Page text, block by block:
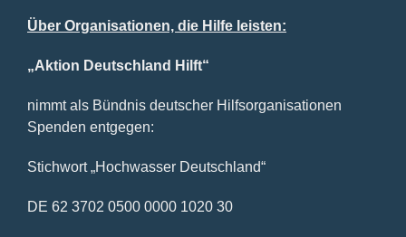
Über Organisationen, die Hilfe leisten:
„Aktion Deutschland Hilft“
nimmt als Bündnis deutscher Hilfsorganisationen
Spenden entgegen:
Stichwort „Hochwasser Deutschland“
DE 62 3702 0500 0000 1020 30